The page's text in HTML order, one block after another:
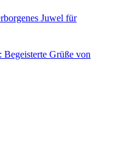
Juwel für
Begeisterte Grüße von